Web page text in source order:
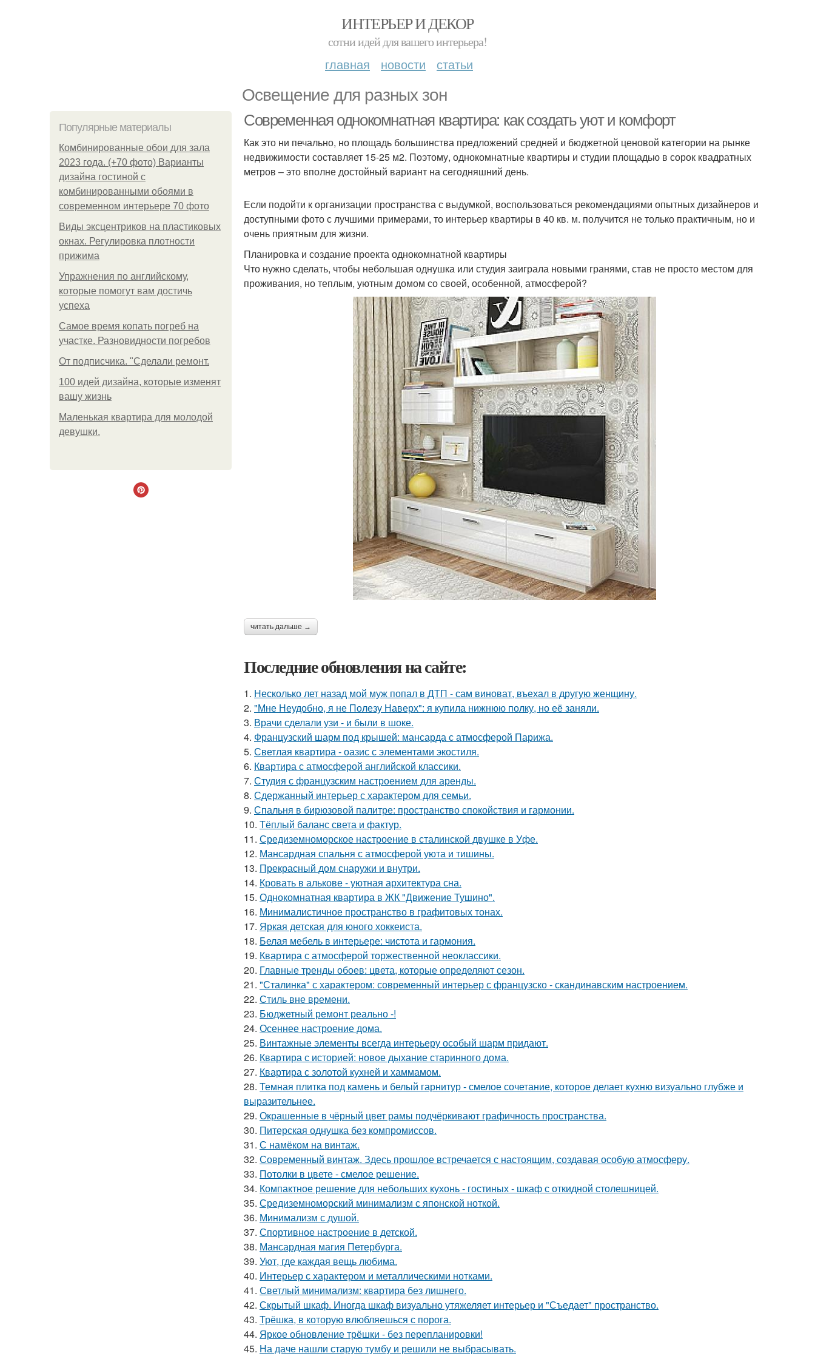
ИНТЕРЬЕР И ДЕКОР
сотни идей для вашего интерьера!
главная новости статьи
Освещение для разных зон
Популярные материалы
Комбинированные обои для зала
2023 года. (+70 фото) Варианты
дизайна гостиной с
комбинированными обоями в
современном интерьере 70 фото
Виды эксцентриков на пластиковых
окнах. Регулировка плотности
прижима
Упражнения по английскому,
которые помогут вам достичь
успеха
Самое время копать погреб на
участке. Разновидности погребов
От подписчика. "Сделали ремонт.
100 идей дизайна, которые изменят
вашу жизнь
Маленькая квартира для молодой
девушки.
Современная однокомнатная квартира: как создать уют и комфорт
Как это ни печально, но площадь большинства предложений средней и бюджетной ценовой категории на рынке
недвижимости составляет 15-25 м2. Поэтому, однокомнатные квартиры и студии площадью в сорок квадратных
метров – это вполне достойный вариант на сегодняшний день.
Если подойти к организации пространства с выдумкой, воспользоваться рекомендациями опытных дизайнеров и
доступными фото с лучшими примерами, то интерьер квартиры в 40 кв. м. получится не только практичным, но и
очень приятным для жизни.
Планировка и создание проекта однокомнатной квартиры
Что нужно сделать, чтобы небольшая однушка или студия заиграла новыми гранями, став не просто местом для
проживания, но теплым, уютным домом со своей, особенной, атмосферой?
читать дальше →
Последние обновления на сайте:
1. Несколько лет назад мой муж попал в ДТП - сам виноват, въехал в другую женщину.
2. "Мне Неудобно, я не Полезу Наверх": я купила нижнюю полку, но её заняли.
3. Врачи сделали узи - и были в шоке.
4. Французский шарм под крышей: мансарда с атмосферой Парижа.
5. Светлая квартира - оазис с элементами экостиля.
6. Квартира с атмосферой английской классики.
7. Студия с французским настроением для аренды.
8. Сдержанный интерьер с характером для семьи.
9. Спальня в бирюзовой палитре: пространство спокойствия и гармонии.
10. Тёплый баланс света и фактур.
11. Средиземноморское настроение в сталинской двушке в Уфе.
12. Мансардная спальня с атмосферой уюта и тишины.
13. Прекрасный дом снаружи и внутри.
14. Кровать в алькове - уютная архитектура сна.
15. Однокомнатная квартира в ЖК "Движение Тушино".
16. Минималистичное пространство в графитовых тонах.
17. Яркая детская для юного хоккеиста.
18. Белая мебель в интерьере: чистота и гармония.
19. Квартира с атмосферой торжественной неоклассики.
20. Главные тренды обоев: цвета, которые определяют сезон.
21. "Сталинка" с характером: современный интерьер с французско - скандинавским настроением.
22. Стиль вне времени.
23. Бюджетный ремонт реально -!
24. Осеннее настроение дома.
25. Винтажные элементы всегда интерьеру особый шарм придают.
26. Квартира с историей: новое дыхание старинного дома.
27. Квартира с золотой кухней и хаммамом.
28. Темная плитка под камень и белый гарнитур - смелое сочетание, которое делает кухню визуально глубже и
выразительнее.
29. Окрашенные в чёрный цвет рамы подчёркивают графичность пространства.
30. Питерская однушка без компромиссов.
31. С намёком на винтаж.
32. Современный винтаж. Здесь прошлое встречается с настоящим, создавая особую атмосферу.
33. Потолки в цвете - смелое решение.
34. Компактное решение для небольших кухонь - гостиных - шкаф с откидной столешницей.
35. Средиземноморский минимализм с японской ноткой.
36. Минимализм с душой.
37. Спортивное настроение в детской.
38. Мансардная магия Петербурга.
39. Уют, где каждая вещь любима.
40. Интерьер с характером и металлическими нотками.
41. Светлый минимализм: квартира без лишнего.
42. Скрытый шкаф. Иногда шкаф визуально утяжеляет интерьер и "Съедает" пространство.
43. Трёшка, в которую влюбляешься с порога.
44. Яркое обновление трёшки - без перепланировки!
45. На даче нашли старую тумбу и решили не выбрасывать.